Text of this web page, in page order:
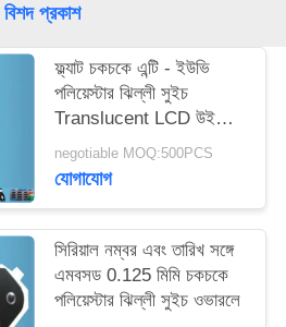
বিশদ প্রকাশ
ফ্ল্যাট চকচকে এন্টি - ইউভি
পলিয়েস্টার ঝিল্লী সুইচ
Translucent LCD উইন্ডো
ওভারলে ধীরে ধীরে রঙ 0.125
মিমি
negotiable MOQ:500PCS
যোগাযোগ
সিরিয়াল নম্বর এবং তারিখ সঙ্গে
এমবসড 0.125 মিমি চকচকে
পলিয়েস্টার ঝিল্লী সুইচ ওভারলে